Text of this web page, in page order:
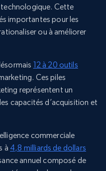
technologique. Cette
importantes pour les
ou à améliorer
12 à 20 outils
Ces piles
représentent un
capacités d’acquisition et
commerciale
à 4,8 milliards de dollars
annuel composé de